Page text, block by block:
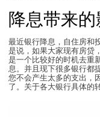
降息带来
最近银行降息，自住房和
是说，如果大家现有房贷
是一个比较好的时机去重
息。并且现下很多银行都
您不会产生太多的支出，
了。关于各大银行具体的